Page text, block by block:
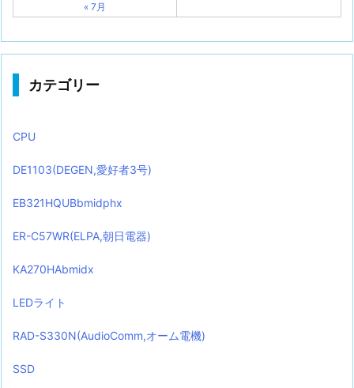
« 7月
カテゴリー
CPU
DE1103(DEGEN,愛好者3号)
EB321HQUBbmidphx
ER-C57WR(ELPA,朝日電器)
KA270HAbmidx
LEDライト
RAD-S330N(AudioComm,オーム電機)
SSD